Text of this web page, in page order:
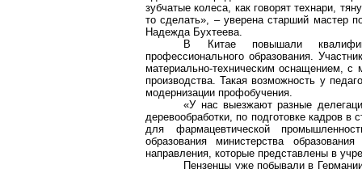
зубчатые колеса, как говорят технари,
то сделать», – уверена старший мастер
Надежда Бухтеева.
В Китае повышали
профессионального образования.
материально-техническим оснащением, с
производства. Такая возможность у
модернизации профобучения.
«У нас выезжают разные
деревообработки, по подготовке кадров в
для фармацевтической
образования министерства
направления, которые представлены в
Пензенцы уже побывали в